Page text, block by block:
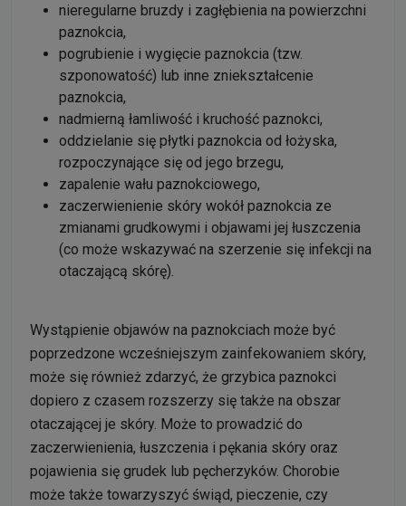
nieregularne bruzdy i zagłębienia na powierzchni
paznokcia,
pogrubienie i wygięcie paznokcia (tzw.
szponowatość) lub inne zniekształcenie
paznokcia,
nadmierną łamliwość i kruchość paznokci,
oddzielanie się płytki paznokcia od łożyska,
rozpoczynające się od jego brzegu,
zapalenie wału paznokciowego,
zaczerwienienie skóry wokół paznokcia ze
zmianami grudkowymi i objawami jej łuszczenia
(co może wskazywać na szerzenie się infekcji na
otaczającą skórę).
Wystąpienie objawów na paznokciach może być
poprzedzone wcześniejszym zainfekowaniem skóry,
może się również zdarzyć, że grzybica paznokci
dopiero z czasem rozszerzy się także na obszar
otaczającej je skóry. Może to prowadzić do
zaczerwienienia, łuszczenia i pękania skóry oraz
pojawienia się grudek lub pęcherzyków. Chorobie
może także towarzyszyć świąd, pieczenie, czy